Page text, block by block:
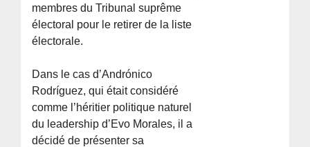
membres du Tribunal suprême
électoral pour le retirer de la liste
électorale.
Dans le cas d’Andrónico
Rodríguez, qui était considéré
comme l’héritier politique naturel
du leadership d’Evo Morales, il a
décidé de présenter sa